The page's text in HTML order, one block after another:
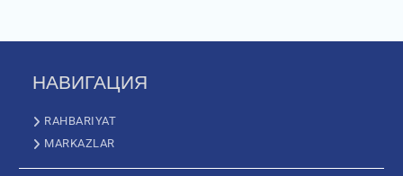
НАВИГАЦИЯ
RAHBARIYAT
MARKAZLAR